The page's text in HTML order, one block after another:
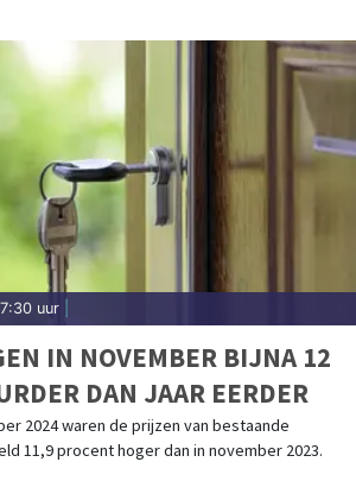
uur
IN NOVEMBER BIJNA 12
DAN JAAR EERDER
2024 waren de prijzen van bestaande
11,9 procent hoger dan in november 2023.